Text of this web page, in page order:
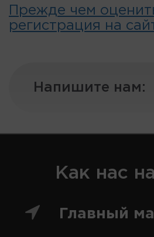
Прежде чем
регистрация на
Напишите нам:
Как нас
Главный